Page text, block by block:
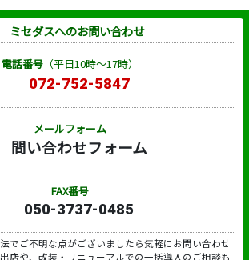
ミセダスへのお問い合わせ
電話番号（平日10時～17時）
072-752-5847
メールフォーム
問い合わせフォーム
FAX番号
050-3737-0485
でご不明な点がございましたら気軽にお問い合わせ
店や、改装・リニューアルでの一括導入のご相談も